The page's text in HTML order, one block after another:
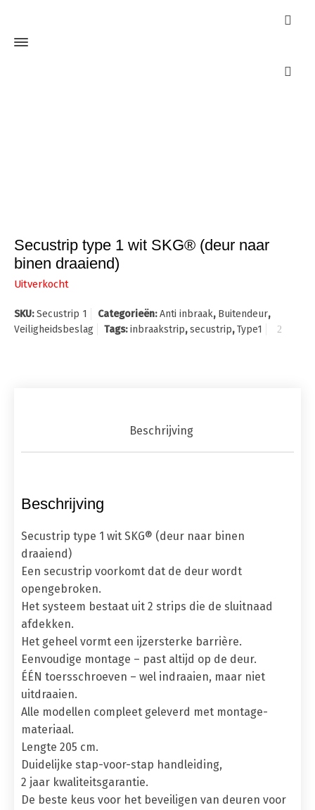
Secustrip type 1 wit SKG® (deur naar
binen draaiend)
Uitverkocht
SKU:Secustrip 1 Categorieën:Anti inbraak, Buitendeur,
Veiligheidsbeslag
Tags:inbraakstrip,secustrip,Type1
Beschrijving
Beschrijving
Secustrip type 1 wit SKG® (deur naar binen
draaiend)
Een secustrip voorkomt dat de deur wordt
opengebroken.
Het systeem bestaat uit 2 strips die de sluitnaad
afdekken.
Het geheel vormt een ijzersterke barrière.
Eenvoudige montage – past altijd op de deur.
ÉÉN toersschroeven – wel indraaien, maar niet
uitdraaien.
Alle modellen compleet geleverd met montage-
materiaal.
Lengte 205 cm.
Duidelijke stap-voor-stap handleiding,
2 jaar kwaliteitsgarantie.
De beste keus voor het beveiligen van deuren voor